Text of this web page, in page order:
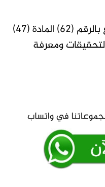
وقالت الشركة إنه تم فتح بلاغ بالرقم (62) المادة (47)
ومعرفة